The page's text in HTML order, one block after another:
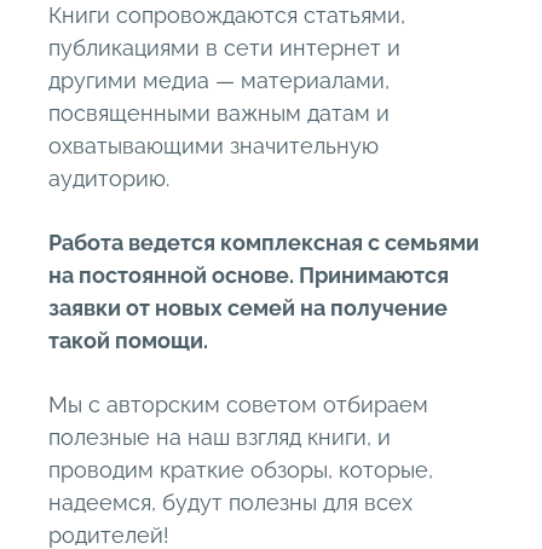
Книги сопровождаются статьями,
публикациями в сети интернет и
другими медиа — материалами,
посвященными важным датам и
охватывающими значительную
аудиторию.
Работа ведется комплексная с семьями
на постоянной основе. Принимаются
заявки от новых семей на получение
такой помощи.
Мы с авторским советом отбираем
полезные на наш взгляд книги, и
проводим краткие обзоры, которые,
надеемся, будут полезны для всех
родителей!